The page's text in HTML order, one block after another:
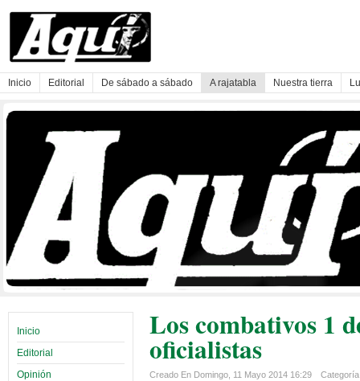
Inicio Editorial De sábado a sábado A rajatabla Nuestra tierra
Inicio
Editorial
Opinión
Los combativos 1
oficialistas
Creado En Domingo, 11 Mayo 2014 16:29